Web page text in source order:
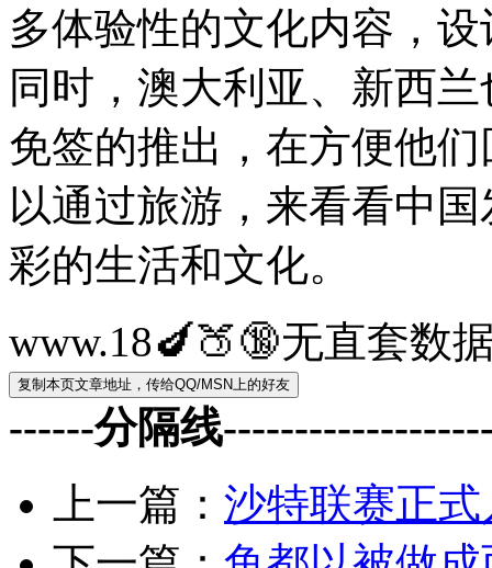
多体验性的文化内容，
同时，澳大利亚、新西
免签的推出，在方便他
以通过旅游，来看看中
彩的生活和文化。
www.18🍆🍑🔞无直套数
------分隔线
上一篇： 沙特联赛正